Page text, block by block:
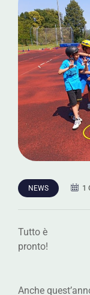
NEWS 1
Tutto è
Anche